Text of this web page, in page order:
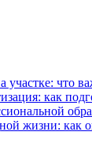
участке: что
как
жизни: как